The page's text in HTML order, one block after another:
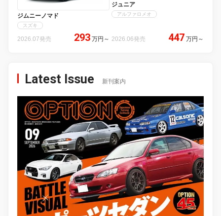
ジムニーノマド
スズキ
2026.07発売 293 万円 ～
ジュニア
アルファロメオ
2026.06発売 447 万円 ～
Latest Issue 新刊案内